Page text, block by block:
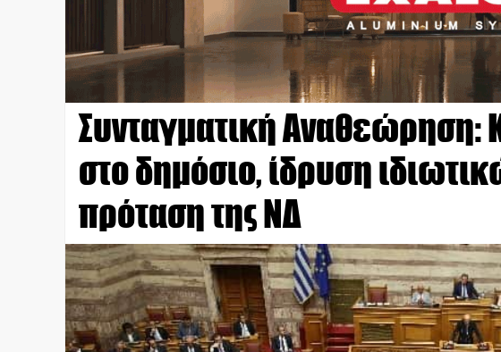
Συνταγματική Αναθεώρηση:
στο δημόσιο, ίδρυση
πρόταση της ΝΔ